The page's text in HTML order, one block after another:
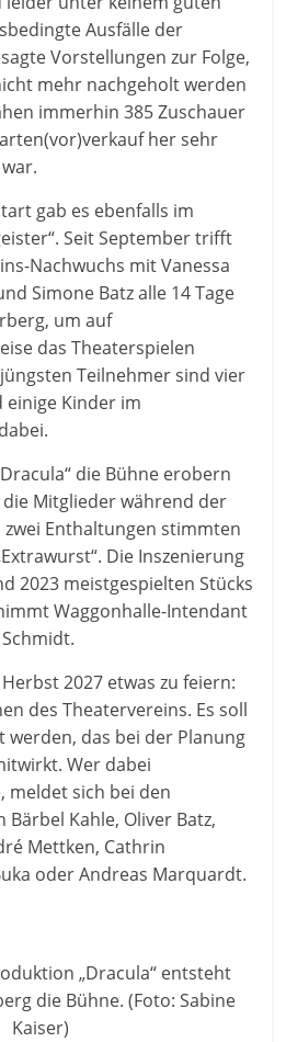
Ausfälle der
Vorstellungen zur Folge,
mehr nachgeholt werden
immerhin 385 Zuschauer
her sehr
gab es ebenfalls im
Seit September trifft
Nachwuchs mit Vanessa
Simone Batz alle 14 Tage
um auf
das Theaterspielen
Teilnehmer sind vier
einige Kinder im
die Bühne erobern
Mitglieder während der
zwei Enthaltungen stimmten
Die Inszenierung
2023 meistgespielten Stücks
Waggonhalle-Intendant
2027 etwas zu feiern:
des Theatervereins. Es soll
werden, das bei der Planung
Wer dabei
sich bei den
Kahle, Oliver Batz,
Mettken, Cathrin
oder Andreas Marquardt.
„Dracula“ entsteht
die Bühne. (Foto: Sabine
Kaiser)